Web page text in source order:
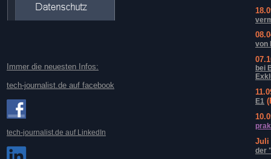
Immer die neuesten Infos:
tech-journalist.de auf facebook
tech-journalist.de auf LinkedIn
von
bei
E1
Juli
der